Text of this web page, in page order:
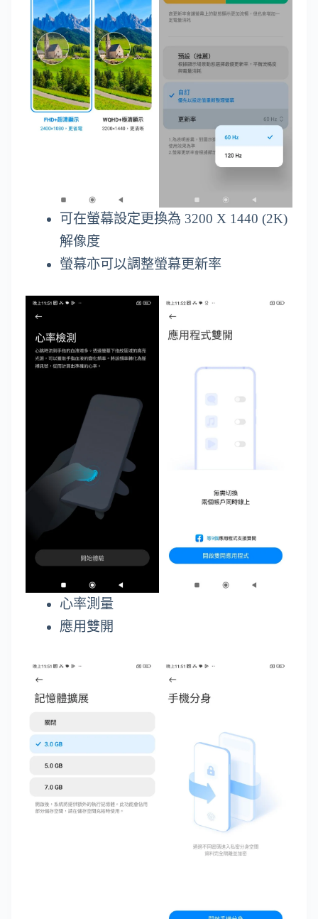
可在螢幕設定更換為 3200 X 1440 (2K)
解像度
螢幕亦可以調整螢幕更新率
心率測量
應用雙開